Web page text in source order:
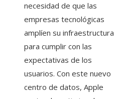
necesidad de que las
empresas tecnológicas
amplíen su infraestructura
para cumplir con las
expectativas de los
usuarios. Con este nuevo
centro de datos, Apple